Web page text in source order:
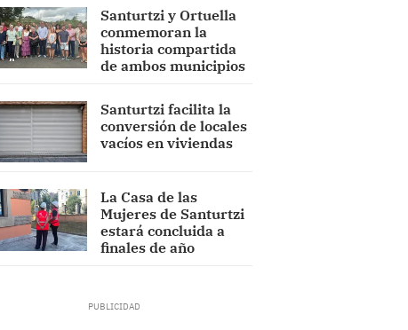
Santurtzi y Ortuella
conmemoran la
historia compartida
de ambos municipios
Santurtzi facilita la
conversión de locales
vacíos en viviendas
La Casa de las
Mujeres de Santurtzi
estará concluida a
finales de año